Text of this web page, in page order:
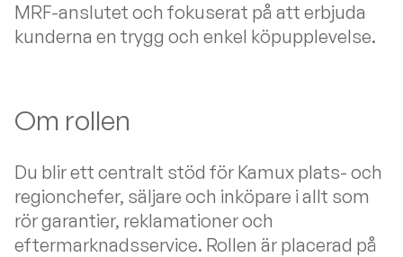
MRF-anslutet och fokuserat på att erbjuda
kunderna en trygg och enkel köpupplevelse.
Om rollen
Du blir ett centralt stöd för Kamux plats- och
regionchefer, säljare och inköpare i allt som
rör garantier, reklamationer och
eftermarknadsservice. Rollen är placerad på